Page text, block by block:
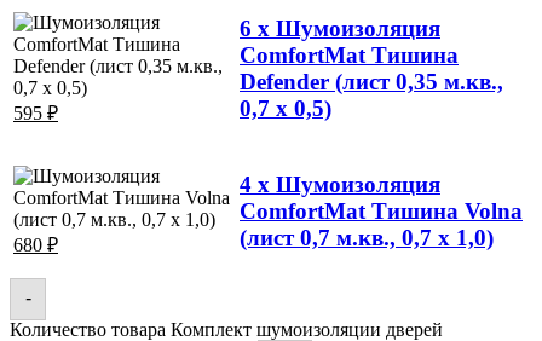
595 ₽
6 x Шумоизоляция
ComfortMat Тишина
Defender (лист 0,35 м.кв.,
0,7 х 0,5)
680 ₽
4 x Шумоизоляция
ComfortMat Тишина Volna
(лист 0,7 м.кв., 0,7 х 1,0)
-
Количество товара Комплект шумоизоляции дверей